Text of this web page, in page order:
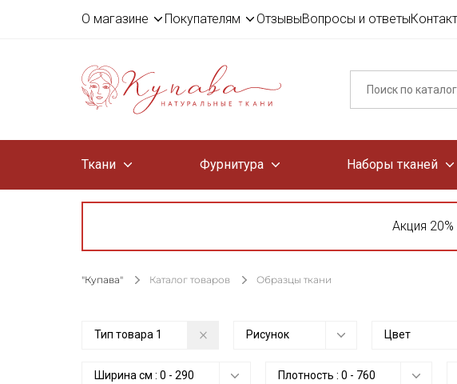
О магазине Покупателям ОтзывыВопросы и ответы
Ткани Фурнитура Наборы тканей
Акция
"Купава" Каталог товаров Образцы ткани
Тип товара 1 Рисунок Цвет
Ширина см : 0 - 290 Плотность : 0 - 760